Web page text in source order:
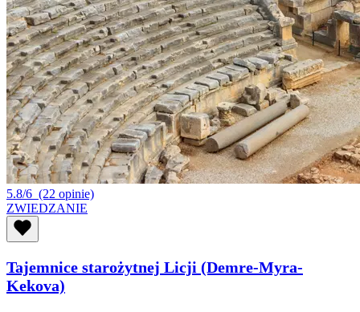
5.8/6 (22 opinie)
ZWIEDZANIE
Tajemnice starożytnej Licji (Demre-Myra-
Kekova)